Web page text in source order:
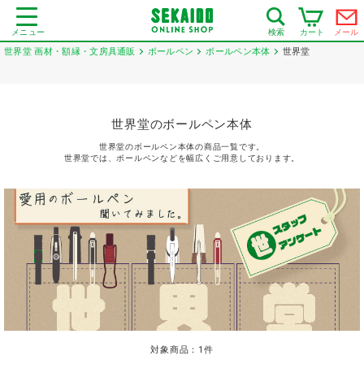
メニュー 検索 カート メール
世界堂 画材・額縁・文房具通販 ボールペン ボールペン本体 世界堂
世界堂のボールペン本体
世界堂のボールペン本体の商品一覧です。
世界堂では、ボールペンなどを幅広くご用意しております。
対象商品： 1 件